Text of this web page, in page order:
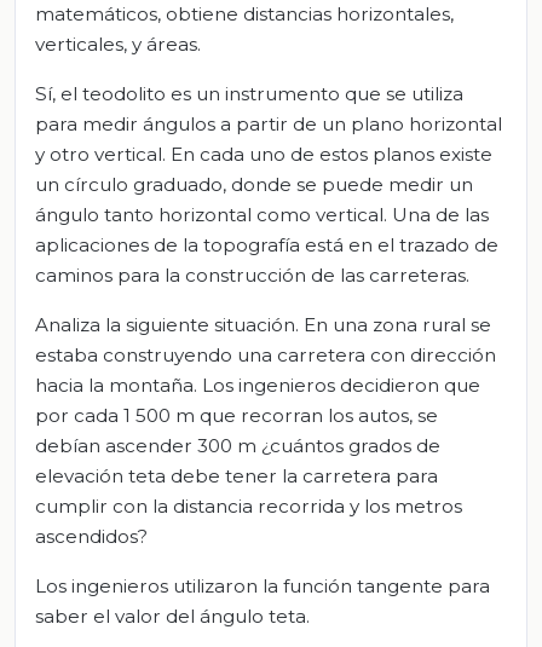
matemáticos, obtiene distancias horizontales,
verticales, y áreas.
Sí, el teodolito es un instrumento que se utiliza
para medir ángulos a partir de un plano horizontal
y otro vertical. En cada uno de estos planos existe
un círculo graduado, donde se puede medir un
ángulo tanto horizontal como vertical. Una de las
aplicaciones de la topografía está en el trazado de
caminos para la construcción de las carreteras.
Analiza la siguiente situación. En una zona rural se
estaba construyendo una carretera con dirección
hacia la montaña. Los ingenieros decidieron que
por cada 1 500 m que recorran los autos, se
debían ascender 300 m ¿cuántos grados de
elevación teta debe tener la carretera para
cumplir con la distancia recorrida y los metros
ascendidos?
Los ingenieros utilizaron la función tangente para
saber el valor del ángulo teta.